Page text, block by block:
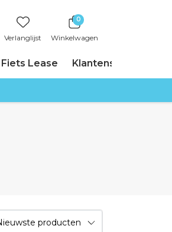
Verlanglijst
0
Winkelwagen
Lease Klantenservice